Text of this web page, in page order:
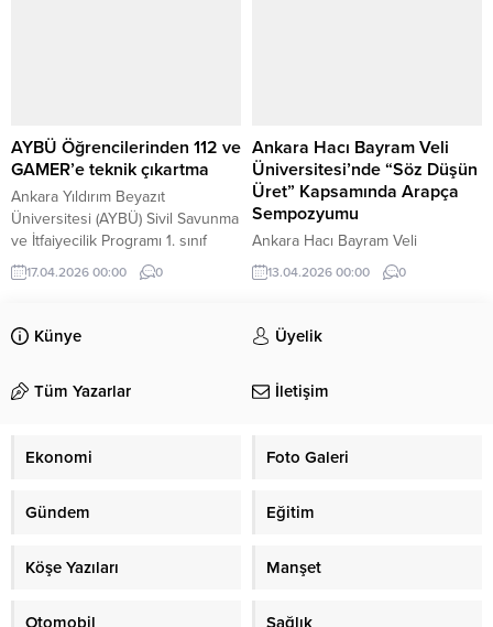
başladı. Öğrencilerini kapıda...
AYBÜ Öğrencilerinden 112 ve
GAMER’e teknik çıkartma
Ankara Yıldırım Beyazıt
Üniversitesi (AYBÜ) Sivil Savunma
ve İtfaiyecilik Programı 1. sınıf
öğrencileri, “Acil Durum
Haberleşme Yönetimi” dersi
yönetimi ve acil müdahale
merkezlerini ziyaret etti.
17.04.2026 00:00 0
Ankara Hacı Bayram Veli
Üniversitesi’nde “Söz Düşün
Üret” Kapsamında Arapça
Sempozyumu
Ankara Hacı Bayram Veli
Üniversitesi İlahiyat Fakültesi
Seyrü Lugat Topluluğu
Gençlik Derneği paydaşlığında ve
Gençlik ve Spor Bakanlığı
“Söz Düşün Üret” projesi
tamamlandı.
13.04.2026 00:00 0
Künye Üyelik
Tüm Yazarlar İletişim
Ekonomi Foto Galeri
Gündem Eğitim
Köşe Yazıları Manşet
Otomobil Sağlık